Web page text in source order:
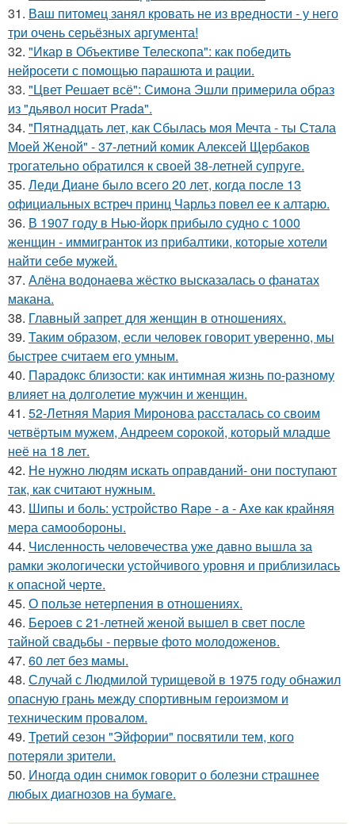
31. Ваш питомец занял кровать не из вредности - у него
три очень серьёзных аргумента!
32. "Икар в Объективе Телескопа": как победить
нейросети с помощью парашюта и рации.
33. "Цвет Решает всё": Симона Эшли примерила образ
из "дьявол носит Prada".
34. "Пятнадцать лет, как Сбылась моя Мечта - ты Стала
Моей Женой" - 37-летний комик Алексей Щербаков
трогательно обратился к своей 38-летней супруге.
35. Леди Диане было всего 20 лет, когда после 13
официальных встреч принц Чарльз повел ее к алтарю.
36. В 1907 году в Нью-йорк прибыло судно с 1000
женщин - иммигранток из прибалтики, которые хотели
найти себе мужей.
37. Алёна водонаева жёстко высказалась о фанатах
макана.
38. Главный запрет для женщин в отношениях.
39. Таким образом, если человек говорит уверенно, мы
быстрее считаем его умным.
40. Парадокс близости: как интимная жизнь по-разному
влияет на долголетие мужчин и женщин.
41. 52-Летняя Мария Миронова рассталась со своим
четвёртым мужем, Андреем сорокой, который младше
неё на 18 лет.
42. Не нужно людям искать оправданий- они поступают
так, как считают нужным.
43. Шипы и боль: устройство Rape - a - Axe как крайняя
мера самообороны.
44. Численность человечества уже давно вышла за
рамки экологически устойчивого уровня и приблизилась
к опасной черте.
45. О пользе нетерпения в отношениях.
46. Бероев с 21-летней женой вышел в свет после
тайной свадьбы - первые фото молодоженов.
47. 60 лет без мамы.
48. Случай с Людмилой турищевой в 1975 году обнажил
опасную грань между спортивным героизмом и
техническим провалом.
49. Третий сезон "Эйфории" посвятили тем, кого
потеряли зрители.
50. Иногда один снимок говорит о болезни страшнее
любых диагнозов на бумаге.